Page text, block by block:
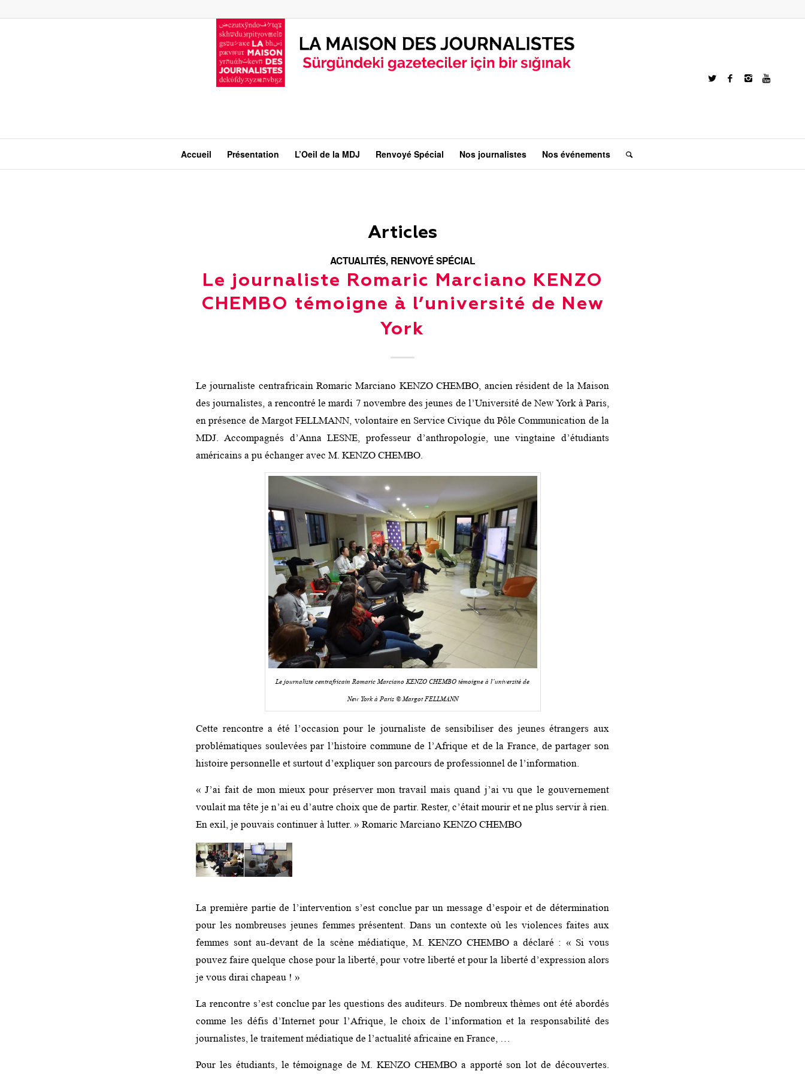
Accueil Présentation L’Oeil de la MDJ Renvoyé Spécial Nos journalistes Nos événements
Articles
ACTUALITÉS, RENVOYÉ SPÉCIAL
Le journaliste Romaric Marciano KENZO
CHEMBO témoigne à l’université de New
York
Le journaliste centrafricain Romaric Marciano KENZO CHEMBO, ancien résident de la Maison
des journalistes, a rencontré le mardi 7 novembre des jeunes de l’Université de New York à Paris,
en présence de Margot FELLMANN, volontaire en Service Civique du Pôle Communication de la
MDJ. Accompagnés d’Anna LESNE, professeur d’anthropologie, une vingtaine d’étudiants
américains a pu échanger avec M. KENZO CHEMBO.
Le journaliste centrafricain Romaric Marciano KENZO CHEMBO témoigne à l’université de
New York à Paris © Margot FELLMANN
Cette rencontre a été l’occasion pour le journaliste de sensibiliser des jeunes étrangers aux
problématiques soulevées par l’histoire commune de l’Afrique et de la France, de partager son
histoire personnelle et surtout d’expliquer son parcours de professionnel de l’information.
« J’ai fait de mon mieux pour préserver mon travail mais quand j’ai vu que le gouvernement
voulait ma tête je n’ai eu d’autre choix que de partir. Rester, c’était mourir et ne plus servir à rien.
En exil, je pouvais continuer à lutter. » Romaric Marciano KENZO CHEMBO
La première partie de l’intervention s’est conclue par un message d’espoir et de détermination
pour les nombreuses jeunes femmes présentent. Dans un contexte où les violences faites aux
femmes sont au-devant de la scène médiatique, M. KENZO CHEMBO a déclaré : « Si vous
pouvez faire quelque chose pour la liberté, pour votre liberté et pour la liberté d’expression alors
je vous dirai chapeau ! »
La rencontre s’est conclue par les questions des auditeurs. De nombreux thèmes ont été abordés
comme les défis d’Internet pour l’Afrique, le choix de l’information et la responsabilité des
journalistes, le traitement médiatique de l’actualité africaine en France, …
Pour les étudiants, le témoignage de M. KENZO CHEMBO a apporté son lot de découvertes.